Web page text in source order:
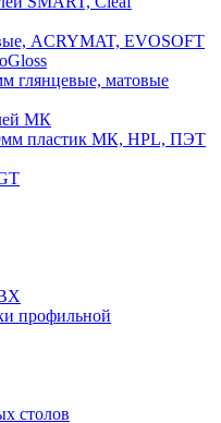
ACRYMAT, EVOSOFT
матовые
МК
пластик МК, HPL, ПЭТ
профильной
столов